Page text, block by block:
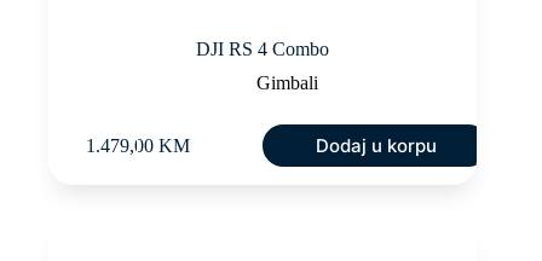
DJI RS 4 Combo
Gimbali
1.479,00 KM Dodaj u korpu